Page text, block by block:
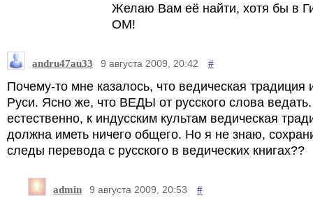
Желаю Вам её найти, хотя бы в
ОМ!
andru47au33 9 августа 2009, 20:42 #
Почему-то мне казалось, что ведическая традиция
Руси. Ясно же, что ВЕДЫ от русского слова ведать.
естественно, к индусским культам ведическая
должна иметь ничего общего. Но я не знаю,
следы перевода с русского в ведических книгах??
admin 9 августа 2009, 20:53 #